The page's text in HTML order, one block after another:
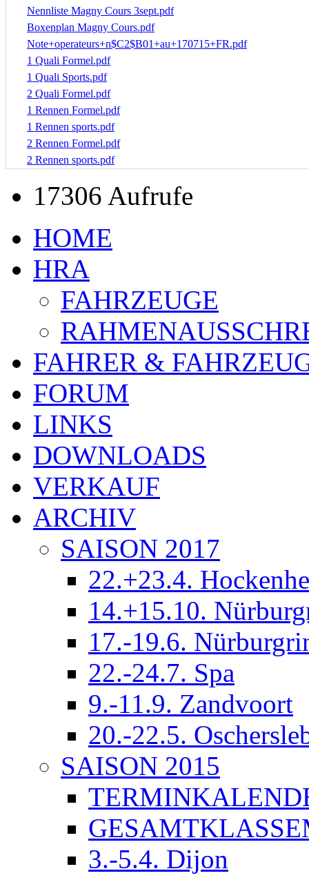
Nennliste Magny Cours 3sept.pdf
Boxenplan Magny Cours.pdf
Note+operateurs+n$C2$B01+au+170715+FR.pdf
1 Quali Formel.pdf
1 Quali Sports.pdf
2 Quali Formel.pdf
1 Rennen Formel.pdf
1 Rennen sports.pdf
2 Rennen Formel.pdf
2 Rennen sports.pdf
17306 Aufrufe
HOME
HRA
FAHRZEUGE
FAHRER &
FORUM
LINKS
DOWNLOADS
VERKAUF
ARCHIV
SAISON 2017
22.+23.4.
14.+15.10.
17.-19.6.
22.-24.7. Spa
9.-11.9. Zandvoort
20.-22.5.
SAISON 2015
3.-5.4. Dijon